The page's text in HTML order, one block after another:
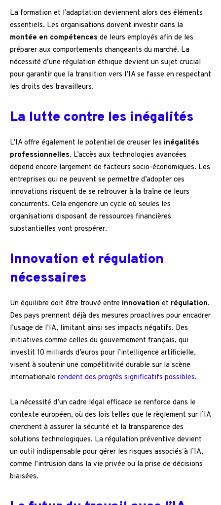
La formation et l’adaptation deviennent alors des éléments
essentiels. Les organisations doivent investir dans la
montée en compétences de leurs employés afin de les
préparer aux comportements changeants du marché. La
nécessité d’une régulation éthique devient un sujet crucial
pour garantir que la transition vers l’IA se fasse en respectant
les droits des travailleurs.
La lutte contre les inégalités
L’IA offre également le potentiel de creuser les inégalités
professionnelles. L’accès aux technologies avancées
dépend encore largement de facteurs socio-économiques. Les
entreprises qui ne peuvent se permettre d’adopter ces
innovations risquent de se retrouver à la traîne de leurs
concurrents. Cela engendre un cycle où seules les
organisations disposant de ressources financières
substantielles vont prospérer.
Innovation et régulation
nécessaires
Un équilibre doit être trouvé entre innovation et régulation.
Des pays prennent déjà des mesures proactives pour encadrer
l’usage de l’IA, limitant ainsi ses impacts négatifs. Des
initiatives comme celles du gouvernement français, qui
investit 10 milliards d’euros pour l’intelligence artificielle,
visent à soutenir une compétitivité durable sur la scène
internationale rendent des progrès significatifs possibles.
La nécessité d’un cadre légal efficace se renforce dans le
contexte européen, où des lois telles que le règlement sur l’IA
cherchent à assurer la sécurité et la transparence des
solutions technologiques. La régulation préventive devient
un outil indispensable pour gérer les risques associés à l’IA,
comme l’intrusion dans la vie privée ou la prise de décisions
biaisées.